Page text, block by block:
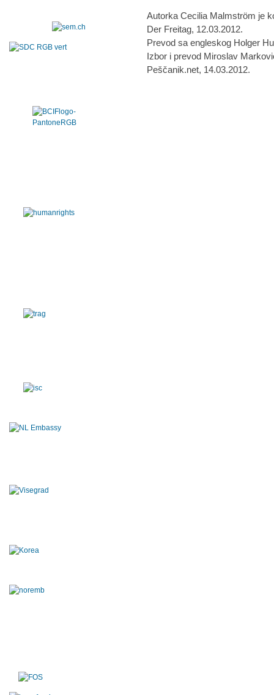
Autorka Cecilia Malmström je
Der Freitag, 12.03.2012.
Prevod sa engleskog Holger
Izbor i prevod Miroslav
Peščanik.net, 14.03.2012.